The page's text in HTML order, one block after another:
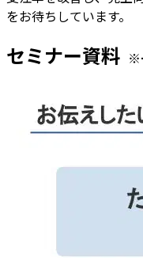
をお待ちしています。
セミナー資料 ※